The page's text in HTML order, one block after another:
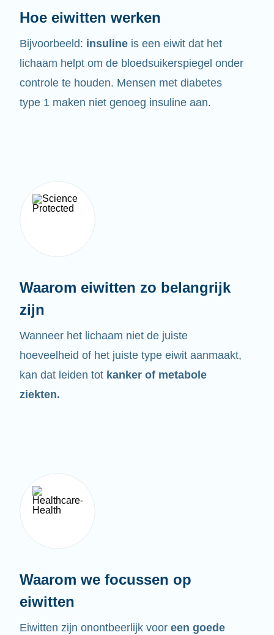
Hoe eiwitten werken
Bijvoorbeeld: insuline is een eiwit dat het
lichaam helpt om de bloedsuikerspiegel onder
controle te houden. Mensen met diabetes
type 1 maken niet genoeg insuline aan.
Waarom eiwitten zo belangrijk
zijn
Wanneer het lichaam niet de juiste
hoeveelheid of het juiste type eiwit aanmaakt,
kan dat leiden tot kanker of metabole
ziekten.
Waarom we focussen op
eiwitten
Eiwitten zijn onontbeerlijk voor een goede